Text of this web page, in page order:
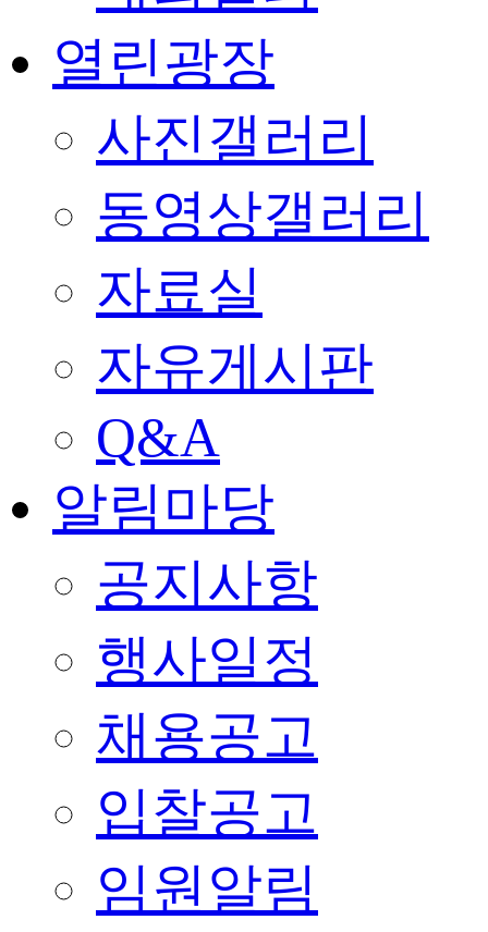
열린광장
사진갤러리
동영상갤러리
자료실
자유게시판
Q&A
알림마당
공지사항
행사일정
채용공고
입찰공고
임원알림